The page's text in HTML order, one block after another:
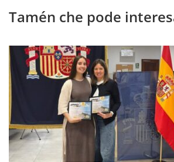
Tamén che pode